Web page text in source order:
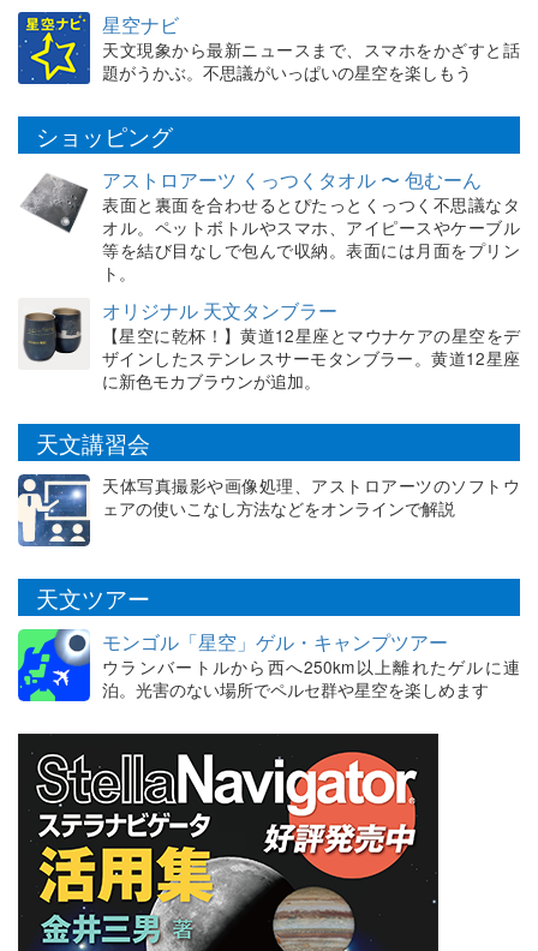
星空ナビ
天文現象から最新ニュースまで、スマホをかざすと話
題がうかぶ。不思議がいっぱいの星空を楽しもう
ショッピング
アストロアーツ くっつくタオル 〜 包むーん
表面と裏面を合わせるとぴたっとくっつく不思議なタ
オル。ペットボトルやスマホ、アイピースやケーブル
等を結び目なしで包んで収納。表面には月面をプリン
ト。
オリジナル 天文タンブラー
【星空に乾杯！】黄道12星座とマウナケアの星空をデ
ザインしたステンレスサーモタンブラー。黄道12星座
に新色モカブラウンが追加。
天文講習会
天体写真撮影や画像処理、アストロアーツのソフトウ
ェアの使いこなし方法などをオンラインで解説
天文ツアー
モンゴル「星空」ゲル・キャンプツアー
ウランバートルから西へ250km以上離れたゲルに連
泊。光害のない場所でペルセ群や星空を楽しめます